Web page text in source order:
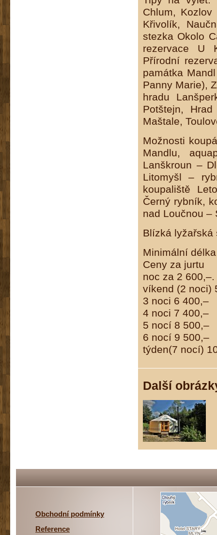
Chlum,
Křivolík,
stezka Okolo
rezervace U
Přírodní
památka
Panny Marie),
hradu
Potštejn,
Maštale,
Možnosti
Mandlu,
Lanškroun –
Litomyšl –
koupaliště
Černý rybník,
nad Loučnou –
Blízká lyžařská
Minimální
Ceny za jurtu
noc za 2 600,–.
víkend (2 noci)
3 noci 6 400,–
4 noci 7 400,–
5 nocí 8 500,–
6 nocí 9 500,–
týden(7 nocí)
Další
Obchodní podmínky
Reference